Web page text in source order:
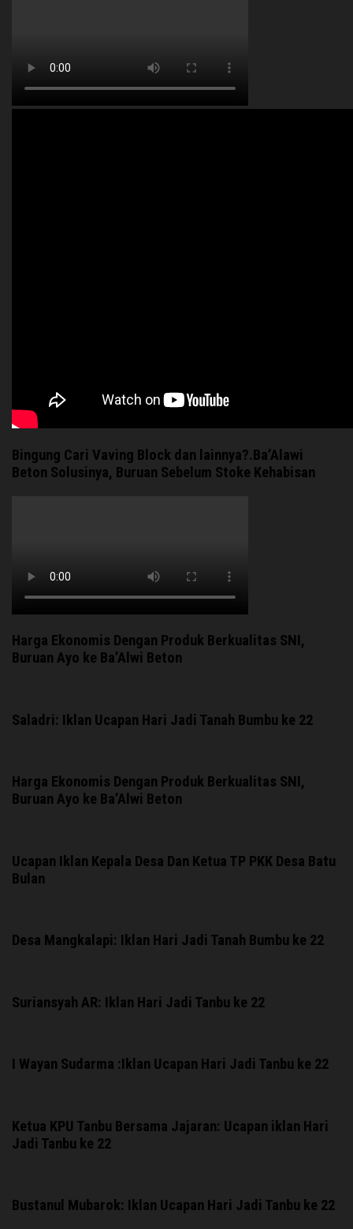
Bingung Cari Vaving Block dan lainnya?.Ba’Alawi
Beton Solusinya, Buruan Sebelum Stoke Kehabisan
Harga Ekonomis Dengan Produk Berkualitas SNI,
Buruan Ayo ke Ba’Alwi Beton
Saladri: Iklan Ucapan Hari Jadi Tanah Bumbu ke 22
Harga Ekonomis Dengan Produk Berkualitas SNI,
Buruan Ayo ke Ba’Alwi Beton
Ucapan Iklan Kepala Desa Dan Ketua TP PKK Desa Batu
Bulan
Desa Mangkalapi: Iklan Hari Jadi Tanah Bumbu ke 22
Suriansyah AR: Iklan Hari Jadi Tanbu ke 22
I Wayan Sudarma :Iklan Ucapan Hari Jadi Tanbu ke 22
Ketua KPU Tanbu Bersama Jajaran: Ucapan iklan Hari
Jadi Tanbu ke 22
Bustanul Mubarok: Iklan Ucapan Hari Jadi Tanbu ke 22